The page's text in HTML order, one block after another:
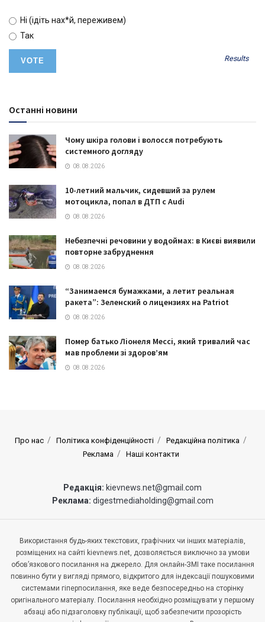
Ні (ідіть нах*й, переживем)
Так
Results
Останні новини
Чому шкіра голови і волосся потребують
системного догляду
08.08.2026
10-летний мальчик, сидевший за рулем
мотоцикла, попал в ДТП с Audi
08.08.2026
Небезпечні речовини у водоймах: в Києві виявили
повторне забруднення
08.08.2026
“Занимаемся бумажками, а летит реальная
ракета”: Зеленский о лицензиях на Patriot
08.08.2026
Помер батько Ліонеля Мессі, який тривалий час
мав проблеми зі здоров’ям
08.08.2026
Про нас Політика конфіденційності
Редакційна політика
Реклама
Наші контакти
Редакція: kievnews.net@gmail.com
Реклама: digestmediaholding@gmail.com
Використання будь-яких текстових, графічних чи інших матеріалів,
розміщених на сайті kievnews.net, дозволяється виключно за умови
обов’язкового посилання на джерело. Для онлайн-ЗМІ таке посилання
повинно бути у вигляді прямого, відкритого для індексації пошуковими
системами гіперпосилання, яке веде безпосередньо на сторінку
оригінального матеріалу. Посилання необхідно розміщувати у першому
абзаці або підзаголовку публікації, щоб забезпечити прозорість